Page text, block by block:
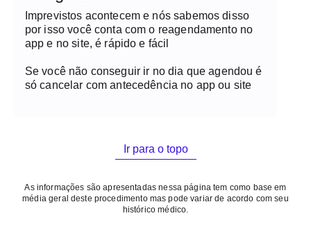
Imprevistos acontecem e nós sabemos disso
por isso você conta com o reagendamento no
app e no site, é rápido e fácil
Se você não conseguir ir no dia que agendou é
só cancelar com antecedência no app ou site
Ir para o topo
As informações são apresentadas nessa página tem como base em
média geral deste procedimento mas pode variar de acordo com seu
histórico médico.